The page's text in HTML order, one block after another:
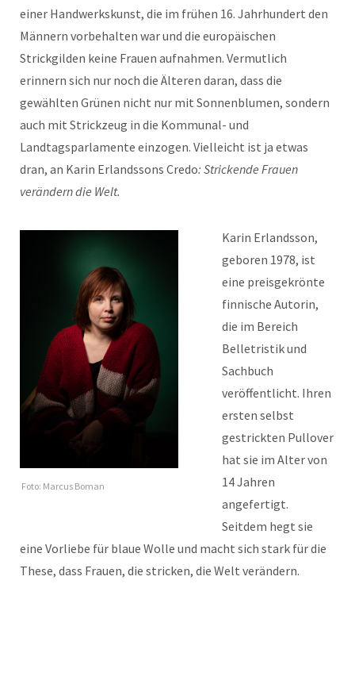
einer Handwerkskunst, die im frühen 16. Jahrhundert den
Männern vorbehalten war und die europäischen
Strickgilden keine Frauen aufnahmen. Vermutlich
erinnern sich nur noch die Älteren daran, dass die
gewählten Grünen nicht nur mit Sonnenblumen, sondern
auch mit Strickzeug in die Kommunal- und
Landtagsparlamente einzogen. Vielleicht ist ja etwas
dran, an Karin Erlandssons Credo: Strickende Frauen
verändern die Welt.
Foto: Marcus Boman
Karin Erlandsson,
geboren 1978, ist
eine preisgekrönte
finnische Autorin,
die im Bereich
Belletristik und
Sachbuch
veröffentlicht. Ihren
ersten selbst
gestrickten Pullover
hat sie im Alter von
14 Jahren
angefertigt.
Seitdem hegt sie
eine Vorliebe für blaue Wolle und macht sich stark für die
These, dass Frauen, die stricken, die Welt verändern.